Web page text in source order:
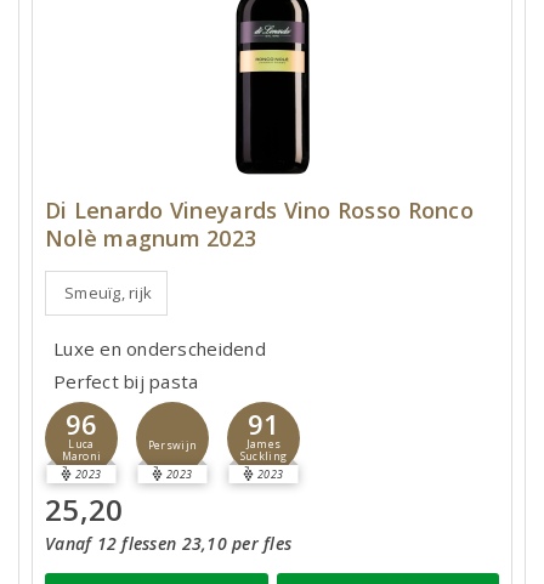
Di Lenardo Vineyards Vino Rosso Ronco
Nolè magnum 2023
Smeuïg, rijk
Luxe en onderscheidend
Perfect bij pasta
96
Luca
Maroni
2023
Perswijn
2023
91
James
Suckling
2023
25,20
Vanaf 12 flessen 23,10 per fles